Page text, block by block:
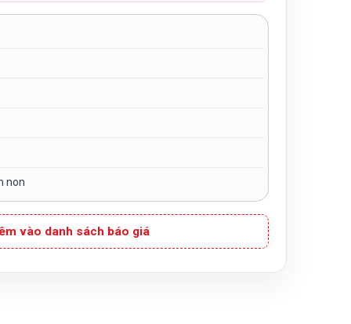
non
vào danh sách báo giá